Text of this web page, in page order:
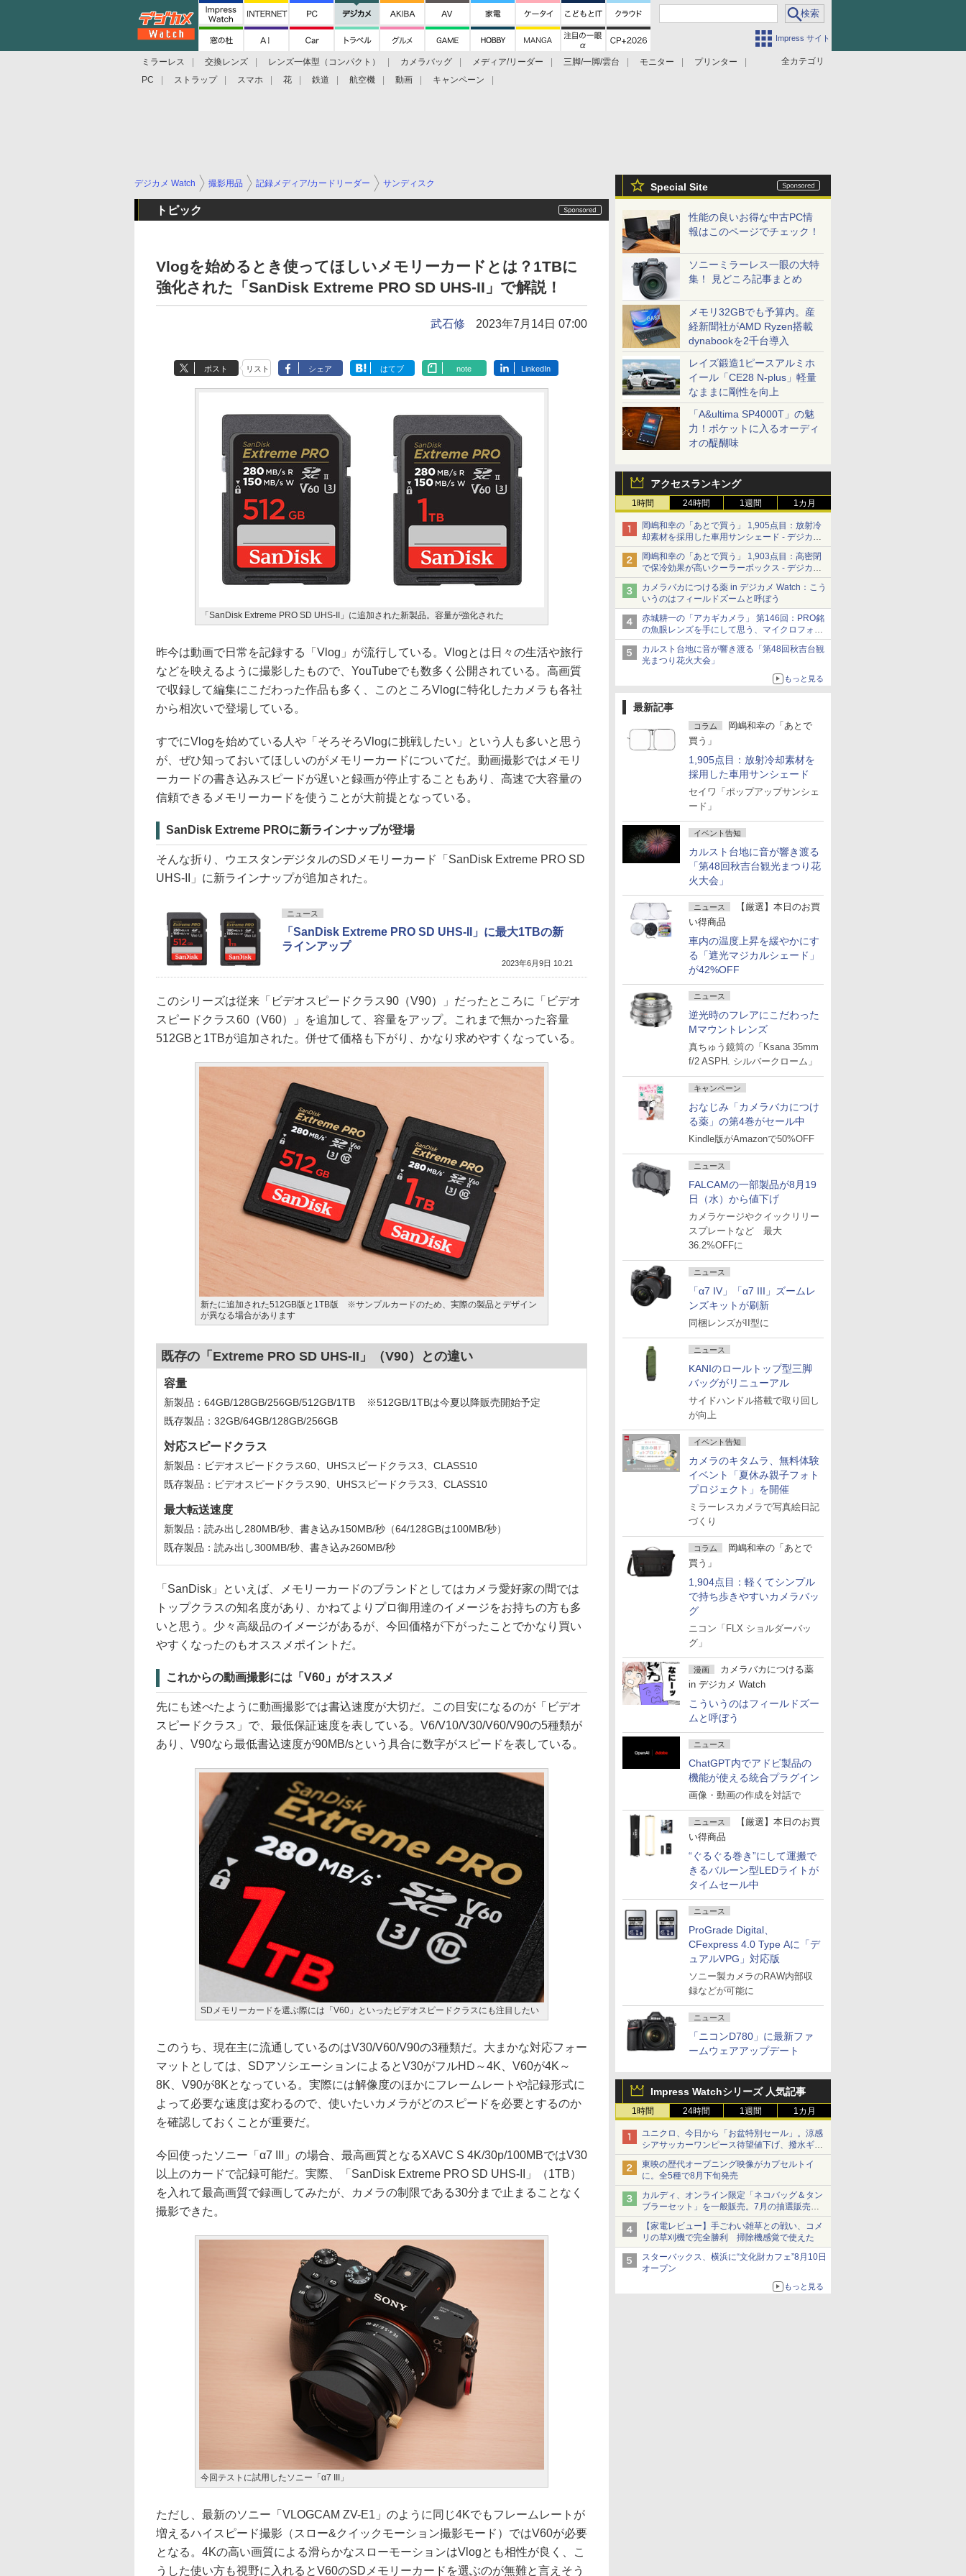
Impress サイト
全カテゴリ
ミラーレス 交換レンズ レンズ一体型（コンパクト） カメラバッグ メディア/リーダー 三脚/一脚/雲台 モニター
プリンター
PC
ストラップ スマホ 花 鉄道 航空機 動画 キャンペーン
Special Site
性能の良いお得な中古PC情
報はこのページでチェック！
ソニーミラーレス一眼の大特
集！ 見どころ記事まとめ
メモリ32GBでも予算内。産
経新聞社がAMD Ryzen搭載
dynabookを2千台導入
レイズ鍛造1ピースアルミホ
イール「CE28 N-plus」軽量
なままに剛性を向上
「A&ultima SP4000T」の魅
力！ポケットに入るオーディ
オの醍醐味
アクセスランキング
1時間 24時間 1週間 1カ月
岡嶋和幸の「あとで買う」 1,905点目：放射冷
却素材を採用した車用サンシェード - デジカメ
Watch
岡嶋和幸の「あとで買う」 1,903点目：高密閉
で保冷効果が高いクーラーボックス - デジカメ
Watch
カメラバカにつける薬 in デジカメ Watch：こう
いうのはフィールドズームと呼ぼう
赤城耕一の「アカギカメラ」 第146回：PRO銘
の魚眼レンズを手にして思う、マイクロフォー
サーズへの期待と可能性
カルスト台地に音が響き渡る「第48回秋吉台観
光まつり花火大会」
もっと見る
最新記事
コラム
岡嶋和幸の「あとで
買う」
1,905点目：放射冷却素材を
採用した車用サンシェード
セイワ「ポップアップサンシェ
ード」
イベント告知
カルスト台地に音が響き渡る
「第48回秋吉台観光まつり花
火大会」
ニュース
【厳選】本日のお買
い得商品
車内の温度上昇を緩やかにす
る「遮光マジカルシェード」
が42%OFF
ニュース
逆光時のフレアにこだわった
Mマウントレンズ
真ちゅう鏡筒の「Ksana 35mm
f/2 ASPH. シルバークローム」
キャンペーン
おなじみ「カメラバカにつけ
る薬」の第4巻がセール中
Kindle版がAmazonで50%OFF
ニュース
FALCAMの一部製品が8月19
日（水）から値下げ
カメラケージやクイックリリー
スプレートなど 最大
36.2%OFFに
ニュース
「α7 IV」「α7 III」ズームレ
ンズキットが刷新
同梱レンズがII型に
ニュース
KANIのロールトップ型三脚
バッグがリニューアル
サイドハンドル搭載で取り回し
が向上
イベント告知
カメラのキタムラ、無料体験
イベント「夏休み親子フォト
プロジェクト」を開催
ミラーレスカメラで写真絵日記
づくり
コラム
岡嶋和幸の「あとで
買う」
1,904点目：軽くてシンプル
で持ち歩きやすいカメラバッ
グ
ニコン「FLX ショルダーバッ
グ」
漫画
カメラバカにつける薬
in デジカメ Watch
こういうのはフィールドズー
ムと呼ぼう
ニュース
ChatGPT内でアドビ製品の
機能が使える統合プラグイン
画像・動画の作成を対話で
ニュース
【厳選】本日のお買
い得商品
“ぐるぐる巻き”にして運搬で
きるバルーン型LEDライトが
タイムセール中
ニュース
ProGrade Digital、
CFexpress 4.0 Type Aに「デ
ュアルVPG」対応版
ソニー製カメラのRAW内部収
録などが可能に
ニュース
「ニコンD780」に最新ファ
ームウェアアップデート
Impress Watchシリーズ 人気記事
1時間 24時間 1週間 1カ月
ユニクロ、今日から「お盆特別セール」。涼感
シアサッカーワンピース待望値下げ、撥水ギア
ショーツは1990円に
東映の歴代オープニング映像がカプセルトイ
に。全5種で8月下旬発売
カルディ、オンライン限定「ネコバッグ＆タン
ブラーセット」を一般販売。7月の抽選販売の
当選無効分
【家電レビュー】手ごわい雑草との戦い、コメ
リの草刈機で完全勝利 掃除機感覚で使えた
スターバックス、横浜に“文化財カフェ”8月10日
オープン
もっと見る
デジカメ Watch 撮影用品 記録メディア/カードリーダー サンディスク
トピック
Vlogを始めるとき使ってほしいメモリーカードとは？1TBに
強化された「SanDisk Extreme PRO SD UHS-II」で解説！
武石修 2023年7月14日 07:00
ポスト リスト シェア はてブ note LinkedIn
「SanDisk Extreme PRO SD UHS-II」に追加された新製品。容量が強化された
昨今は動画で日常を記録する「Vlog」が流行している。Vlogとは日々の生活や旅行
などを映えるように撮影したもので、YouTubeでも数多く公開されている。高画質
で収録して編集にこだわった作品も多く、このところVlogに特化したカメラも各社
から相次いで登場している。
すでにVlogを始めている人や「そろそろVlogに挑戦したい」という人も多いと思う
が、ぜひ知っておいてほしいのがメモリーカードについてだ。動画撮影ではメモリ
ーカードの書き込みスピードが遅いと録画が停止することもあり、高速で大容量の
信頼できるメモリーカードを使うことが大前提となっている。
SanDisk Extreme PROに新ラインナップが登場
そんな折り、ウエスタンデジタルのSDメモリーカード「SanDisk Extreme PRO SD
UHS-II」に新ラインナップが追加された。
ニュース
「SanDisk Extreme PRO SD UHS-II」に最大1TBの新
ラインアップ
2023年6月9日 10:21
このシリーズは従来「ビデオスピードクラス90（V90）」だったところに「ビデオ
スピードクラス60（V60）」を追加して、容量をアップ。これまで無かった容量
512GBと1TBが追加された。併せて価格も下がり、かなり求めやすくなっている。
新たに追加された512GB版と1TB版 ※サンプルカードのため、実際の製品とデザイン
が異なる場合があります
既存の「Extreme PRO SD UHS-II」（V90）との違い
容量
新製品：64GB/128GB/256GB/512GB/1TB ※512GB/1TBは今夏以降販売開始予定
既存製品：32GB/64GB/128GB/256GB
対応スピードクラス
新製品：ビデオスピードクラス60、UHSスピードクラス3、CLASS10
既存製品：ビデオスピードクラス90、UHSスピードクラス3、CLASS10
最大転送速度
新製品：読み出し280MB/秒、書き込み150MB/秒（64/128GBは100MB/秒）
既存製品：読み出し300MB/秒、書き込み260MB/秒
「SanDisk」といえば、メモリーカードのブランドとしてはカメラ愛好家の間では
トップクラスの知名度があり、かねてよりプロ御用達のイメージをお持ちの方も多
いと思う。少々高級品のイメージがあるが、今回価格が下がったことでかなり買い
やすくなったのもオススメポイントだ。
これからの動画撮影には「V60」がオススメ
先にも述べたように動画撮影では書込速度が大切だ。この目安になるのが「ビデオ
スピードクラス」で、最低保証速度を表している。V6/V10/V30/V60/V90の5種類が
あり、V90なら最低書込速度が90MB/sという具合に数字がスピードを表している。
SDメモリーカードを選ぶ際には「V60」といったビデオスピードクラスにも注目したい
このうち、現在主に流通しているのはV30/V60/V90の3種類だ。大まかな対応フォー
マットとしては、SDアソシエーションによるとV30がフルHD～4K、V60が4K～
8K、V90が8Kとなっている。実際には解像度のほかにフレームレートや記録形式に
よって必要な速度は変わるので、使いたいカメラがどのスピードを必要とするのか
を確認しておくことが重要だ。
今回使ったソニー「α7 III」の場合、最高画質となるXAVC S 4K/30p/100MBではV30
以上のカードで記録可能だ。実際、「SanDisk Extreme PRO SD UHS-II」（1TB）
を入れて最高画質で録画してみたが、カメラの制限である30分まで止まることなく
撮影できた。
今回テストに試用したソニー「α7 III」
ただし、最新のソニー「VLOGCAM ZV-E1」のように同じ4Kでもフレームレートが
増えるハイスピード撮影（スロー&クイックモーション撮影モード）ではV60が必要
となる。4Kの高い画質による滑らかなスローモーションはVlogとも相性が良く、こ
うした使い方も視野に入れるとV60のSDメモリーカードを選ぶのが無難と言えそう